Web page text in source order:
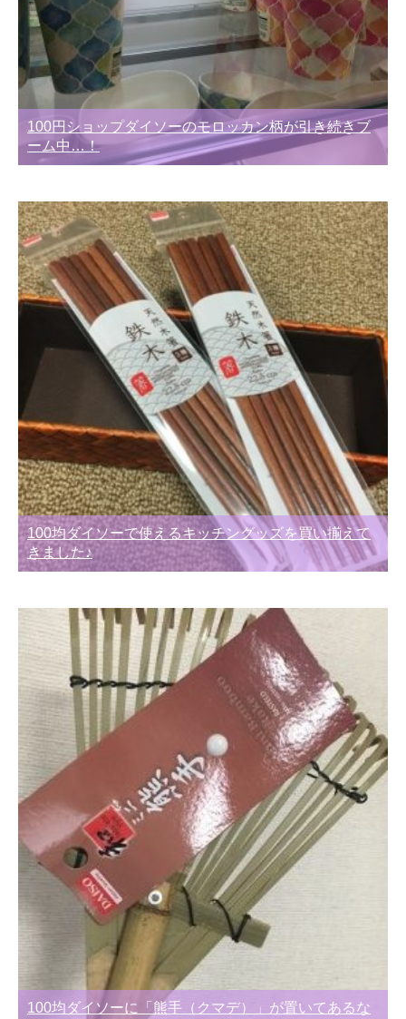
100円ショップダイソーのモロッカン柄が引き続きブ
ーム中…！
100均ダイソーで使えるキッチングッズを買い揃えて
きました♪
100均ダイソーに「熊手（クマデ）」が置いてあるな